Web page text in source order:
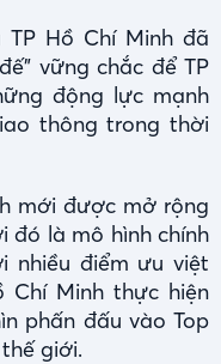
Hồ Chí Minh đã
vững chắc để TP
động lực mạnh
thông trong thời
mới được mở rộng
đó là mô hình chính
nhiều điểm ưu việt
Chí Minh thực hiện
phấn đấu vào Top
giới.